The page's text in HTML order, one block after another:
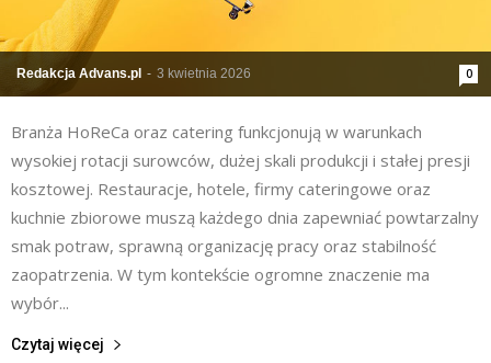
Redakcja Advans.pl - 3 kwietnia 2026 0
Branża HoReCa oraz catering funkcjonują w warunkach
wysokiej rotacji surowców, dużej skali produkcji i stałej presji
kosztowej. Restauracje, hotele, firmy cateringowe oraz
kuchnie zbiorowe muszą każdego dnia zapewniać powtarzalny
smak potraw, sprawną organizację pracy oraz stabilność
zaopatrzenia. W tym kontekście ogromne znaczenie ma
wybór...
Czytaj więcej